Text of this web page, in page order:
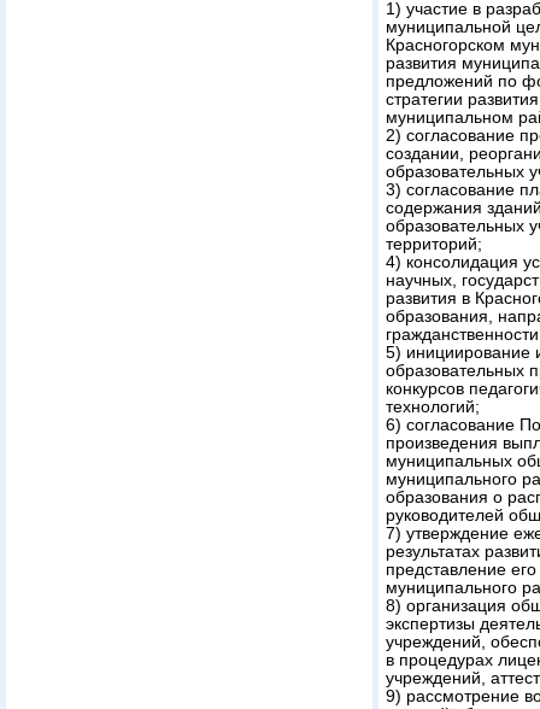
1) участие в
муниципальной
Красногорском
развития
предложений по
стратегии
муниципальном
2) согласование
создании,
образовательных
3) согласование
содержания
образовательных
территорий;
4) консолидация
научных,
развития в
образования,
5) инициирование
образовательных
конкурсов
технологий;
6) согласование
произведения
муниципальных
муниципального
образования о
руководителей
7) утверждение
результатах
представление
муниципального
8) организация
экспертизы
учреждений,
в процедурах
учреждений,
9) рассмотрение